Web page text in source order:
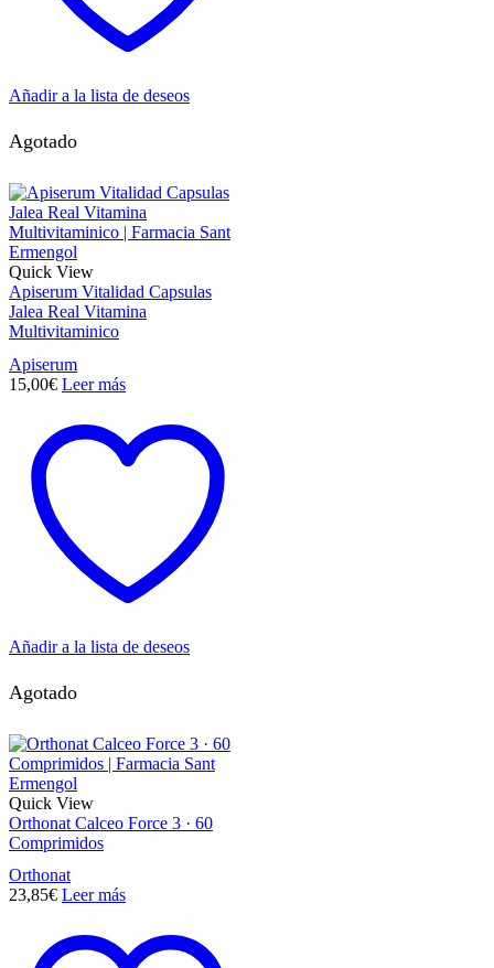
Añadir a la lista de deseos
Agotado
Quick View
Apiserum Vitalidad Capsulas
Jalea Real Vitamina
Multivitaminico
Apiserum
15,00€ Leer más
Añadir a la lista de deseos
Agotado
Quick View
Orthonat Calceo Force 3 · 60
Comprimidos
Orthonat
23,85€ Leer más